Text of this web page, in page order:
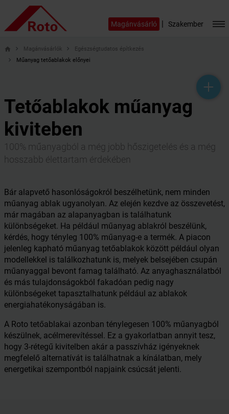
Magánvásárló | Szakember
help_outline
headset_mic
mail_outline
home Magánvásárlók
Egészségtudatos építkezés
Műanyag tetőablakok előnyei
Tetőablakok műanyag
kiviteben
100% műanyagból a még jobb hőszigetelés és a még
hosszabb élettartam érdekében
Bár alapvető hasonlóságokról beszélhetünk, nem minden
műanyag ablak ugyanolyan. Az elején kezdve az összevetést,
már magában az alapanyagban is találhatunk
különbségeket. Ha például műanyag ablakról beszélünk,
kérdés, hogy tényleg 100% műanyag-e a termék. A piacon
jelenleg kapható műanyag tetőablakok között például olyan
modellekkel is találkozhatunk is, melyek belsejében csupán
műanyaggal bevont famag található. Az anyaghasználatból
és más tulajdonságokból fakadóan pedig nagy
különbségeket tapasztalhatunk például az ablakok
energiahatékonyságában is.
A Roto tetőablakai azonban ténylegesen 100% műanyagból
készülnek, acélmerevítéssel. Ez a gyakorlatban annyit tesz,
hogy 3-rétegű kivitelben akár a passzívház igényeknek
megfelelő alternatívát is találhatnak a kínálatban, mely
energetikai szempontból napjaink csúcsát jelenti.